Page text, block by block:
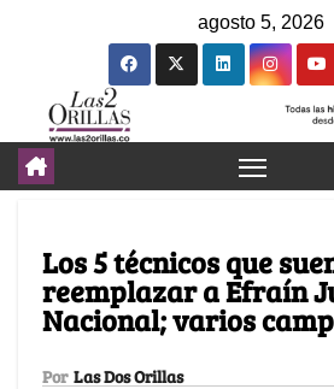
agosto 5, 2026
Los 5 técnicos que
reemplazar a Efraín
Nacional; varios
Por Las Dos Orillas